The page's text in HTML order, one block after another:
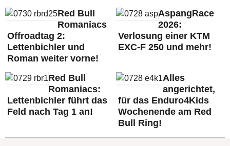
Red Bull
Romaniacs
Offroadtag 2:
Lettenbichler und
Roman weiter vorne!
AspangRace
2026:
Verlosung einer KTM
EXC-F 250 und mehr!
Red Bull
Romaniacs:
Lettenbichler führt das
Feld nach Tag 1 an!
Alles
angerichtet,
für das Enduro4Kids
Wochenende am Red
Bull Ring!